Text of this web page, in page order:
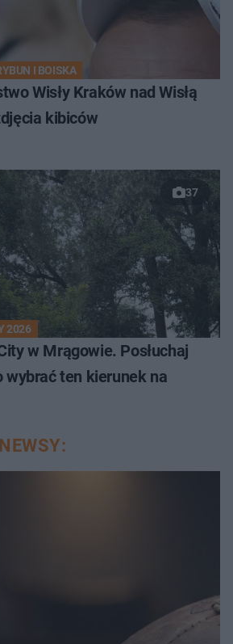
I BOISKA
Wisły Kraków nad Wisłą
kibiców
37
2026
w Mrągowie. Posłuchaj
wybrać ten kierunek na